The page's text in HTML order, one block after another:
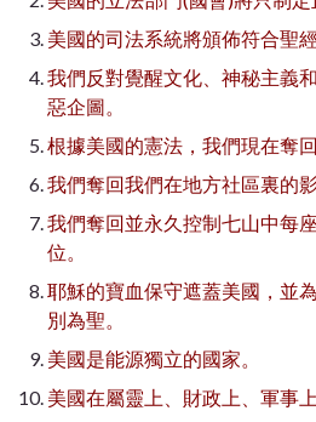
美國的司法系統將頒佈符合聖
我們反對覺醒文化、神秘主義
惡企圖。
根據美國的憲法，我們現在奪
我們奪回我們在地方社區裏的影
我們奪回並永久控制七山中每
位。
耶穌的寶血保守遮蓋美國，並
別為聖。
美國是能源獨立的國家。
美國在屬靈上、財政上、軍事